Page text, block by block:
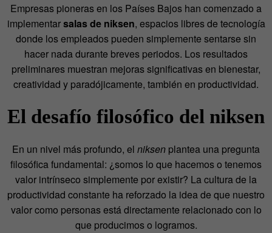
Empresas pioneras en los Países Bajos han comenzado a
implementarsalas de niksen, espacios libres de tecnología
donde los empleados pueden simplemente sentarse sin
hacer nada durante breves periodos. Los resultados
preliminares muestran mejoras significativas en bienestar,
creatividad y paradójicamente, también en productividad.
El desafío filosófico del niksen
En un nivel más profundo, el niksen plantea una pregunta
filosófica fundamental: ¿somos lo que hacemos o tenemos
valor intrínseco simplemente por existir? La cultura de la
productividad constante ha reforzado la idea de que nuestro
valor como personas está directamente relacionado con lo
que producimos o logramos.